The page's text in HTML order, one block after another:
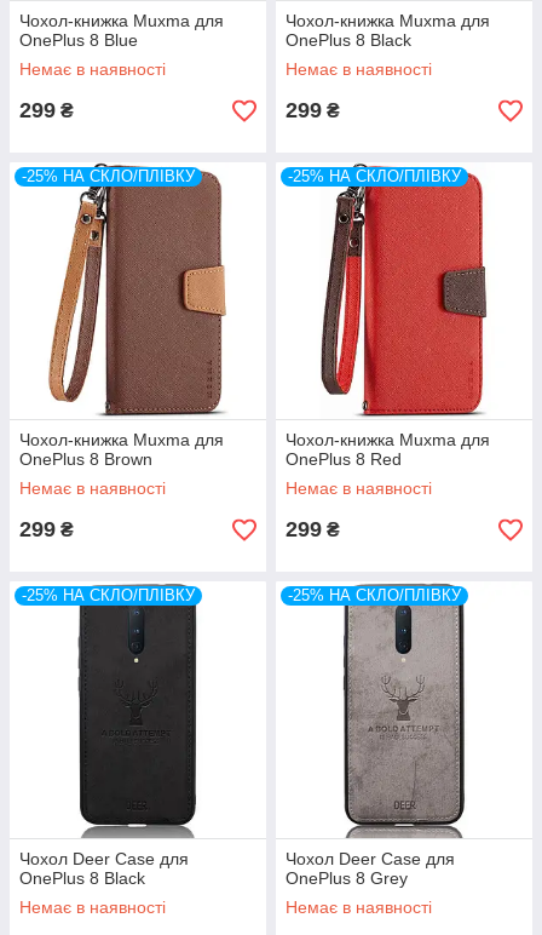
Чохол-книжка Muxma для
OnePlus 8 Blue
Немає в наявності
299 ₴
Чохол-книжка Muxma для
OnePlus 8 Black
Немає в наявності
299 ₴
-25% НА СКЛО/ПЛІВКУ
Чохол-книжка Muxma для
OnePlus 8 Brown
Немає в наявності
299 ₴
-25% НА СКЛО/ПЛІВКУ
Чохол-книжка Muxma для
OnePlus 8 Red
Немає в наявності
299 ₴
-25% НА СКЛО/ПЛІВКУ
Чохол Deer Case для
OnePlus 8 Black
Немає в наявності
-25% НА СКЛО/ПЛІВКУ
Чохол Deer Case для
OnePlus 8 Grey
Немає в наявності